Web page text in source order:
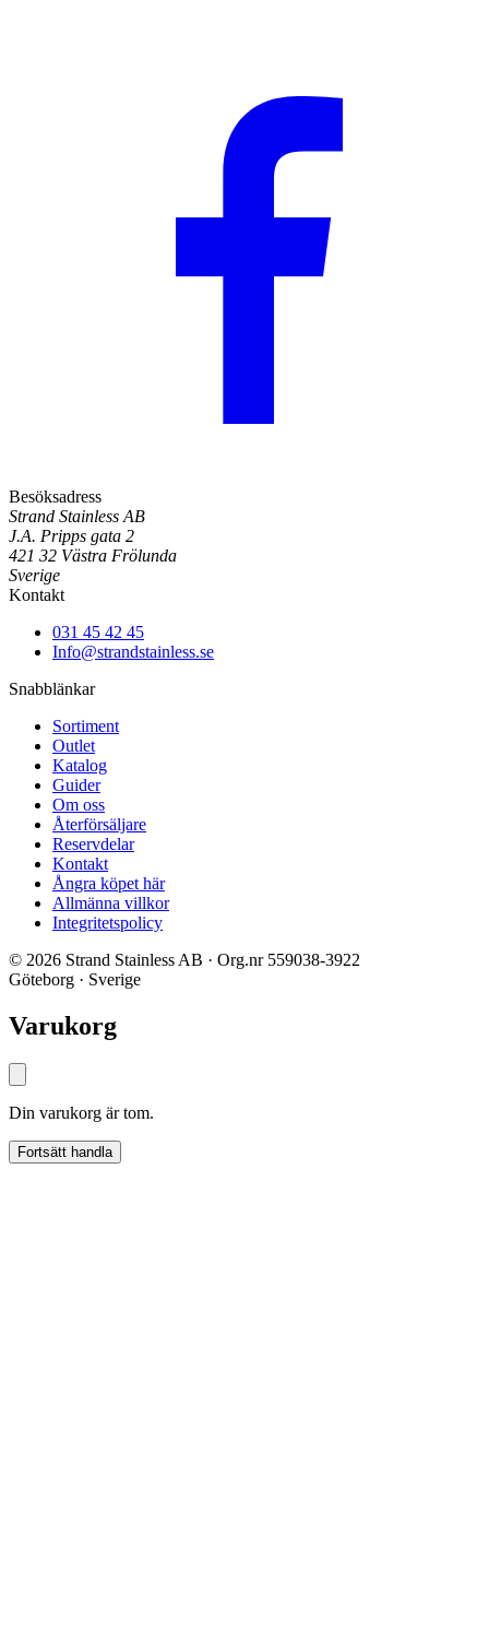
Besöksadress
Strand Stainless AB
J.A. Pripps gata 2
421 32 Västra Frölunda
Sverige
Kontakt
031 45 42 45
Info@strandstainless.se
Snabblänkar
Sortiment
Outlet
Katalog
Guider
Om oss
Återförsäljare
Reservdelar
Kontakt
Ångra köpet här
Allmänna villkor
Integritetspolicy
© 2026 Strand Stainless AB · Org.nr 559038-3922
Göteborg · Sverige
Varukorg
Din varukorg är tom.
Fortsätt handla